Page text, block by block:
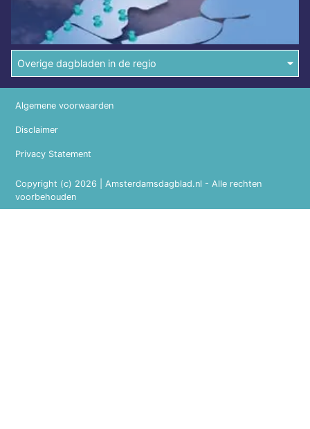
Overige dagbladen in de regio
Copyright (c) 2026 | Amsterdamsdagblad.nl - Alle rechten
voorbehouden
Algemene voorwaarden
Disclaimer
Privacy Statement